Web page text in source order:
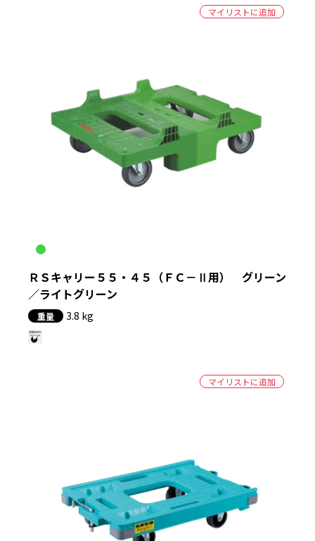
マイリストに追加
ＲＳキャリー５５・４５（ＦＣ－Ⅱ用） グリーン
／ライトグリーン
重量 3.8 kg
マイリストに追加